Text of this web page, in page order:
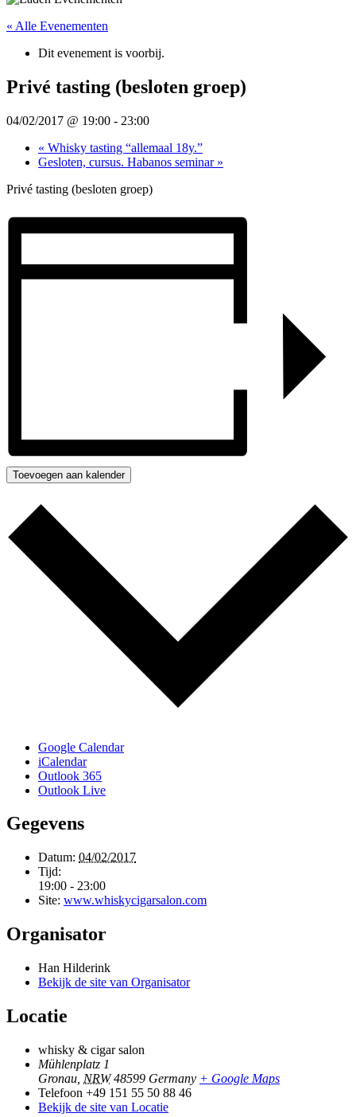
« Alle Evenementen
Dit evenement is voorbij.
Privé tasting (besloten groep)
04/02/2017 @ 19:00 - 23:00
« Whisky tasting “allemaal 18y.”
Gesloten, cursus. Habanos seminar »
Privé tasting (besloten groep)
Toevoegen aan kalender
Google Calendar
iCalendar
Outlook 365
Outlook Live
Gegevens
Datum: 04/02/2017
Tijd:
19:00 - 23:00
Site: www.whiskycigarsalon.com
Organisator
Han Hilderink
Bekijk de site van Organisator
Locatie
whisky & cigar salon
Mühlenplatz 1
Gronau NRW 48599 Germany + Google Maps
Telefoon +49 151 55 50 88 46
Bekijk de site van Locatie